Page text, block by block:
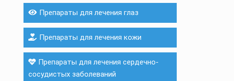
Препараты для лечения глаз
Препараты для лечения кожи
Препараты для лечения сердечно-
сосудистых заболеваний